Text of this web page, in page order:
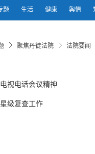
题 生活 健康 舆情
聚焦丹徒法院 法院要闻
视电话会议精神
级复查工作